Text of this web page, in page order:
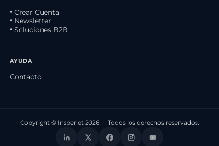
• Crear Cuenta
• Newsletter
• Soluciones B2B
AYUDA
Contacto
Copyright © Inspenet 2026 — Todos los derechos reservados.